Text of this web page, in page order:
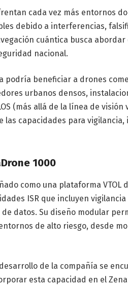
cada vez más entornos
debido a interferencias,
cuántica busca
nacional.
podría beneficiar a drones
urbanos densos,
(más allá de la línea de
las capacidades para
1000
como una plataforma
ISR que incluyen
datos. Su diseño modular
de alto riesgo, desde
de la compañía se
esta capacidad en el